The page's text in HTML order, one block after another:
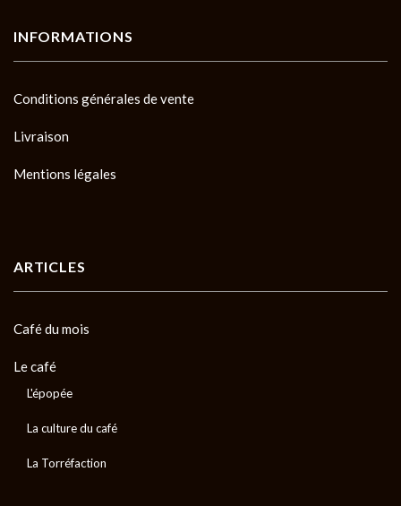
INFORMATIONS
Conditions générales de vente
Livraison
Mentions légales
ARTICLES
Café du mois
Le café
L'épopée
La culture du café
La Torréfaction